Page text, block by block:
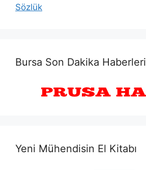
Sözlük
Bursa Son Dakika Haberleri
Yeni Mühendisin El Kitabı